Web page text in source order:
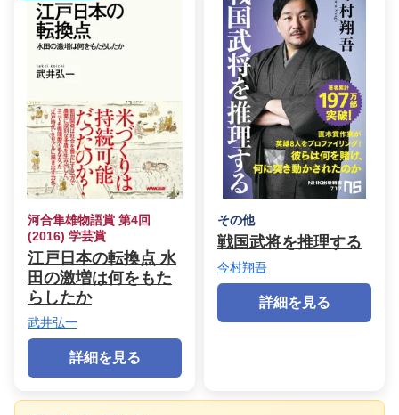
河合隼雄物語賞 第4回
(2016) 学芸賞
江戸日本の転換点 水
田の激増は何をもた
らしたか
武井弘一
詳細を見る
その他
戦国武将を推理する
今村翔吾
詳細を見る